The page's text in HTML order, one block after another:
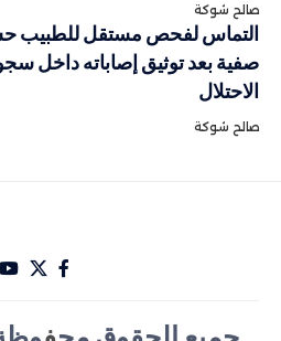
صالح شوكة
التماس لفحص مستقل للطبيب
صفية بعد توثيق إصاباته داخل
الاحتلال
صالح شوكة